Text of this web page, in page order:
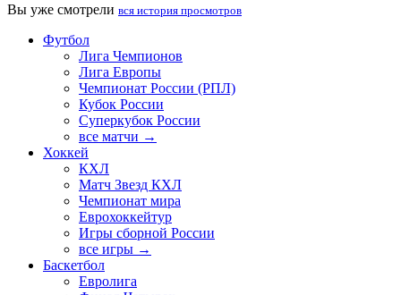
Вы уже смотрели вся история просмотров
Футбол
Лига Чемпионов
Лига Европы
Чемпионат России (РПЛ)
Кубок России
Суперкубок России
все матчи →
Хоккей
КХЛ
Матч Звезд КХЛ
Чемпионат мира
Еврохоккейтур
Игры сборной России
все игры →
Баскетбол
Евролига